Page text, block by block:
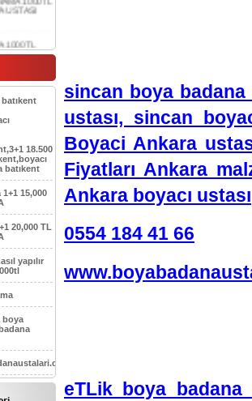
1000TL
USTASI
1000TL
USTASI
1000TL
USTASI
1000TL
USTASI
USTASI
18.500
batıkent
15,000
20,000 TL
yapılır
boya
sincan boya badana
ustası, sincan
Boyaci Ankara
Fiyatları Ankara
Ankara boyacı ustası
0554 184 41 66
eTLik boya badana